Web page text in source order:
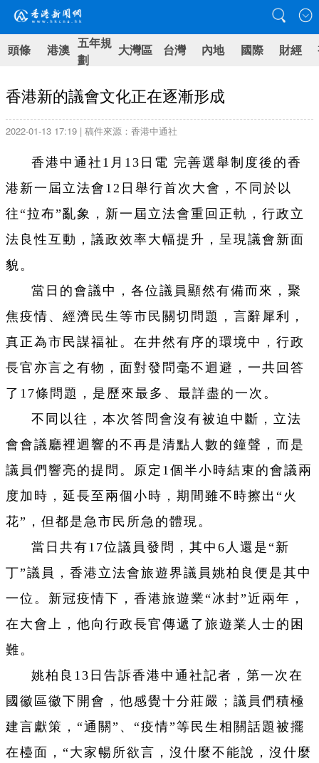
頭條 港澳 五年規
劃
大灣區 台灣 內地 國際 財經
香港新的議會文化正在逐漸形成
2022-01-13 17:19 | 稿件來源：香港中通社
香港中通社1月13日電 完善選舉制度後的香
港新一屆立法會12日舉行首次大會，不同於以
往“拉布”亂象，新一屆立法會重回正軌，行政立
法良性互動，議政效率大幅提升，呈現議會新面
貌。
當日的會議中，各位議員顯然有備而來，聚
焦疫情、經濟民生等市民關切問題，言辭犀利，
真正為市民謀福祉。在井然有序的環境中，行政
長官亦言之有物，面對發問毫不迴避，一共回答
了17條問題，是歷來最多、最詳盡的一次。
不同以往，本次答問會沒有被迫中斷，立法
會會議廳裡迴響的不再是清點人數的鐘聲，而是
議員們響亮的提問。原定1個半小時結束的會議兩
度加時，延長至兩個小時，期間雖不時擦出“火
花”，但都是急市民所急的體現。
當日共有17位議員發問，其中6人還是“新
丁”議員，香港立法會旅遊界議員姚柏良便是其中
一位。新冠疫情下，香港旅遊業“冰封”近兩年，
在大會上，他向行政長官傳遞了旅遊業人士的困
難。
姚柏良13日告訴香港中通社記者，第一次在
國徽區徽下開會，他感覺十分莊嚴；議員們積極
建言獻策，“通關”、“疫情”等民生相關話題被擺
在檯面，“大家暢所欲言，沒什麼不能說，沒什麼